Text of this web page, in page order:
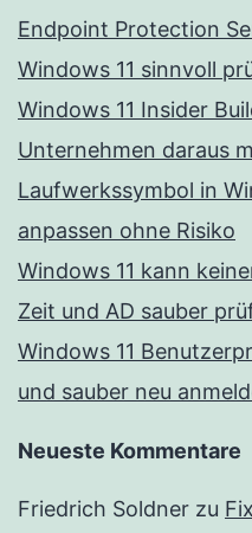
Endpoint Protection
Windows 11 sinnvoll
Windows 11 Insider
Unternehmen daraus
Laufwerkssymbol in
anpassen ohne Risiko
Windows 11 kann
Zeit und AD sauber
Windows 11
und sauber neu
Neueste Kommentare
Friedrich Soldner zu